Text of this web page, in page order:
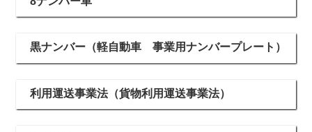
黒ナンバー（軽自動車 事業用ナンバープレート）
利用運送事業法（貨物利用運送事業法）